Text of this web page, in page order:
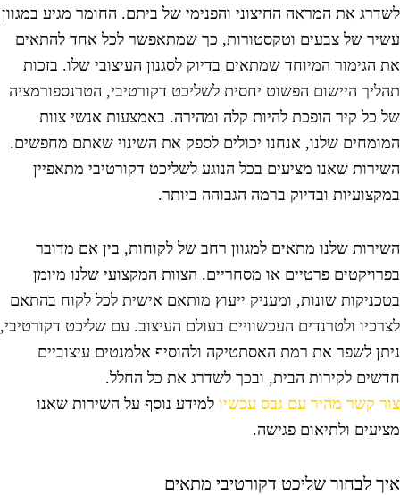
את המראה החיצוני והפנימי של ביתם. החומר מגיע במגוון
של צבעים וטקסטורות, כך שמתאפשר לכל אחד להתאים
הגימור המיוחד שמתאים בדיוק לסגנון העיצובי שלו. בזכות
היישום הפשוט יחסית לשליכט דקורטיבי, הטרנספורמציה
כל קיר הופכת להיות קלה ומהירה. באמצעות אנשי צוות
שלנו, אנחנו יכולים לספק את השינוי שאתם מחפשים.
שאנו מציעים בכל הנוגע לשליכט דקורטיבי מתאפיין
ובדיוק ברמה הגבוהה ביותר.
שלנו מתאים למגוון רחב של לקוחות, בין אם מדובר
פרטיים או מסחריים. הצוות המקצועי שלנו מיומן
שונות, ומעניק ייעוץ מותאם אישית לכל לקוח בהתאם
ולטרנדים העכשוויים בעולם העיצוב. עם שליכט דקורטיבי,
לשפר את רמת האסתטיקה ולהוסיף אלמנטים עיצוביים
לקירות הבית, ובכך לשדרג את כל החלל.
קשר מהיר עם גבס עכשיולמידע נוסף על השירות שאנו
ולתיאום פגישה.
לבחור שליכט דקורטיבי מתאים